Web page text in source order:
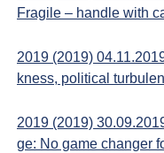
Fragile – handle with
2019 (2019)
kness, political
2019 (2019)
ge: No game changer